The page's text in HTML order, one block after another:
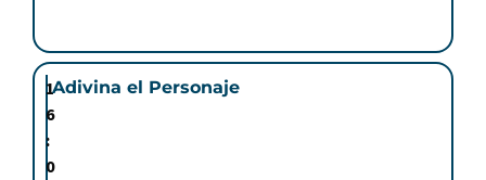
1
6
:
0
Adivina el Personaje